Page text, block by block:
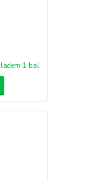
1 bal